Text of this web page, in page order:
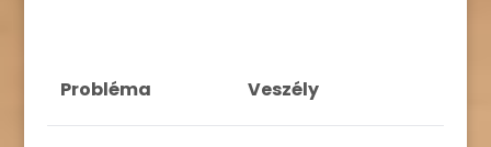
Probléma Veszély